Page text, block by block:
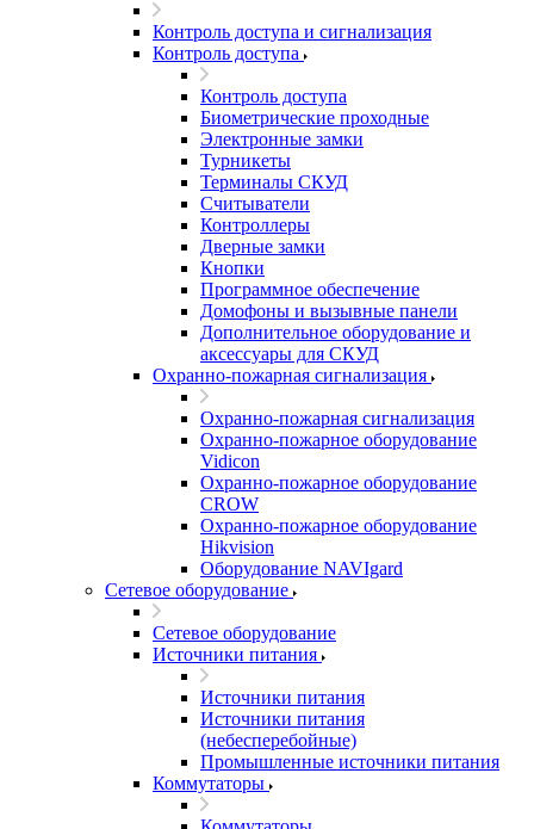
Контроль доступа и сигнализация
Контроль доступа
Контроль доступа
Биометрические проходные
Электронные замки
Турникеты
Терминалы СКУД
Считыватели
Контроллеры
Дверные замки
Кнопки
Программное обеспечение
Домофоны и вызывные панели
Дополнительное оборудование и
аксессуары для СКУД
Охранно-пожарная сигнализация
Охранно-пожарная сигнализация
Охранно-пожарное оборудование
Vidicon
Охранно-пожарное оборудование
CROW
Охранно-пожарное оборудование
Hikvision
Оборудование NAVIgard
Сетевое оборудование
Сетевое оборудование
Источники питания
Источники питания
Источники питания
(небесперебойные)
Промышленные источники питания
Коммутаторы